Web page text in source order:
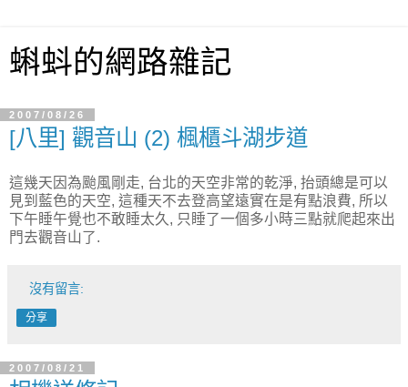
蝌蚪的網路雜記
2007/08/26
[八里] 觀音山 (2) 楓櫃斗湖步道
這幾天因為颱風剛走, 台北的天空非常的乾淨, 抬頭總是可以
見到藍色的天空, 這種天不去登高望遠實在是有點浪費, 所以
下午睡午覺也不敢睡太久, 只睡了一個多小時三點就爬起來出
門去觀音山了.
沒有留言:
分享
2007/08/21